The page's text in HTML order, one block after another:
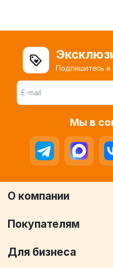
Подпишитесь и
Мы в
О компании
Покупателям
Для бизнеса